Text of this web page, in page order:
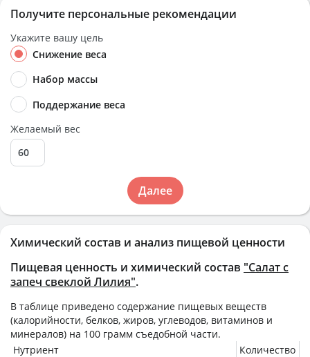
Химический состав и анализ пищевой ценности
Пищевая ценность и химический состав "Салат с
запеч свеклой Лилия".
В таблице приведено содержание пищевых веществ
(калорийности, белков, жиров, углеводов, витаминов и
минералов) на 100 грамм съедобной части.
Нутриент
Количество
Получите персональные рекомендации
Укажите вашу цель
Снижение веса
Набор массы
Поддержание веса
Желаемый вес
Далее